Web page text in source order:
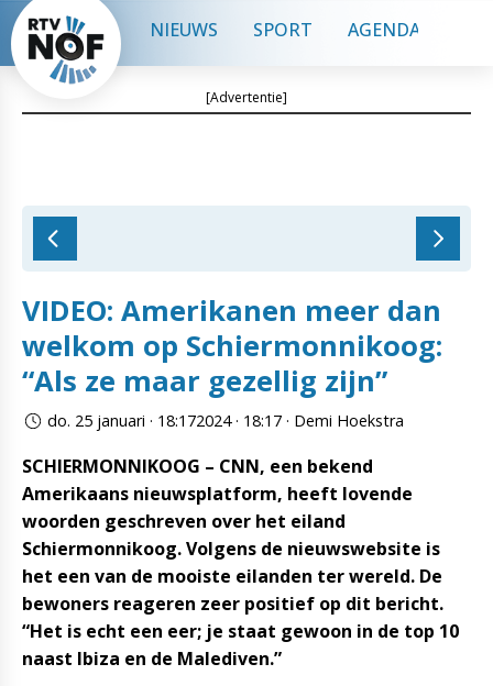
NIEUWS SPORT AGENDA
[Advertentie]
VIDEO: Amerikanen meer dan
welkom op Schiermonnikoog:
“Als ze maar gezellig zijn”
do. 25 januari · 18:172024 · 18:17 · Demi Hoekstra
SCHIERMONNIKOOG – CNN, een bekend
Amerikaans nieuwsplatform, heeft lovende
woorden geschreven over het eiland
Schiermonnikoog. Volgens de nieuwswebsite is
het een van de mooiste eilanden ter wereld. De
bewoners reageren zeer positief op dit bericht.
“Het is echt een eer; je staat gewoon in de top 10
naast Ibiza en de Malediven.”